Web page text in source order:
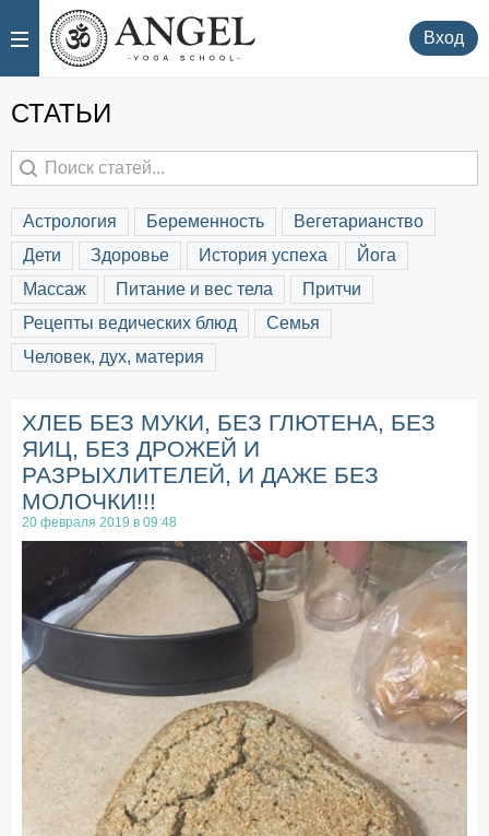
. Вход
СТАТЬИ
астрология беременность
вегетарианство
дети
здоровье история успеха
йога
массаж
питание и вес тела
притчи
рецепты ведических блюд
семья
человек, дух, материя
ХЛЕБ БЕЗ МУКИ, БЕЗ ГЛЮТЕНА, БЕЗ
ЯИЦ, БЕЗ ДРОЖЕЙ И
РАЗРЫХЛИТЕЛЕЙ, И ДАЖЕ БЕЗ
МОЛОЧКИ!!!
20 февраля 2019 в 09:48